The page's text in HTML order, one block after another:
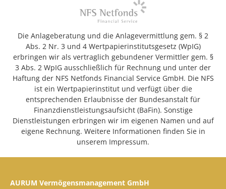
Die Anlageberatung und die Anlagevermittlung gem. § 2
Abs. 2 Nr. 3 und 4 Wertpapierinstitutsgesetz (WpIG)
erbringen wir als vertraglich gebundener Vermittler gem. §
3 Abs. 2 WpIG ausschließlich für Rechnung und unter der
Haftung der NFS Netfonds Financial Service GmbH. Die NFS
ist ein Wertpapierinstitut und verfügt über die
entsprechenden Erlaubnisse der Bundesanstalt für
Finanzdienstleistungsaufsicht (BaFin). Sonstige
Dienstleistungen erbringen wir im eigenen Namen und auf
eigene Rechnung. Weitere Informationen finden Sie in
unserem Impressum.
AURUM Vermögensmanagement GmbH